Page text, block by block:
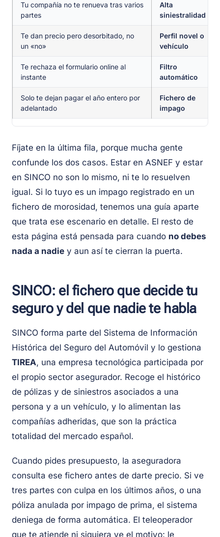
Tu compañía no te renueva tras varios
partes
Alta
siniestralidad
Te dan precio pero desorbitado, no
un «no»
Perfil novel o
vehículo
Te rechaza el formulario online al
instante
Filtro
automático
Solo te dejan pagar el año entero por
adelantado
Fichero de
impago
Fíjate en la última fila, porque mucha gente
confunde los dos casos. Estar en ASNEF y estar
en SINCO no son lo mismo, ni te lo resuelven
igual. Si lo tuyo es un impago registrado en un
fichero de morosidad, tenemos una guía aparte
que trata ese escenario en detalle. El resto de
esta página está pensada para cuando no debes
nada a nadie y aun así te cierran la puerta.
SINCO: el fichero que decide tu
seguro y del que nadie te habla
SINCO forma parte del Sistema de Información
Histórica del Seguro del Automóvil y lo gestiona
TIREA, una empresa tecnológica participada por
el propio sector asegurador. Recoge el histórico
de pólizas y de siniestros asociados a una
persona y a un vehículo, y lo alimentan las
compañías adheridas, que son la práctica
totalidad del mercado español.
Cuando pides presupuesto, la aseguradora
consulta ese fichero antes de darte precio. Si ve
tres partes con culpa en los últimos años, o una
póliza anulada por impago de prima, el sistema
deniega de forma automática. El teleoperador
que te atiende ni siquiera ve el motivo: le